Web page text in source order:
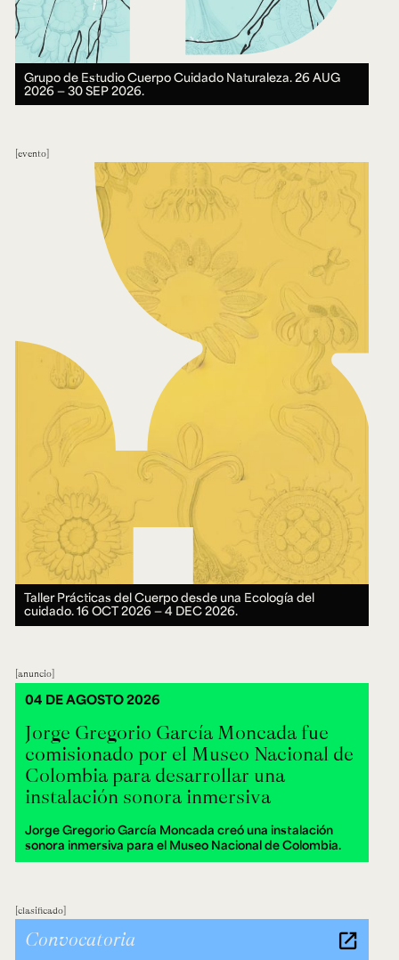
Grupo de Estudio Cuerpo Cuidado Naturaleza.26 AUG
2026 ― 30 SEP 2026.
evento
Taller Prácticas del Cuerpo desde una Ecología del
cuidado.16 OCT 2026 ― 4 DEC 2026.
anuncio
Jorge Gregorio García Moncada fue
comisionado por el Museo Nacional de
Colombia para desarrollar una
instalación sonora inmersiva
Jorge Gregorio García Moncada creó una instalación
sonora inmersiva para el Museo Nacional de Colombia.
04 DE AGOSTO 2026
clasificado
Convocatoria